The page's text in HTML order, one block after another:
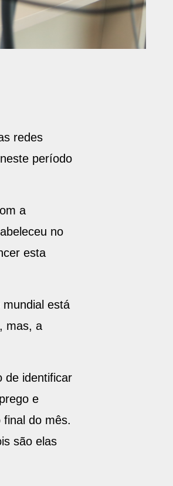
redes
período
a
no
esta
está
mas, a
de identificar
e
do mês.
são elas